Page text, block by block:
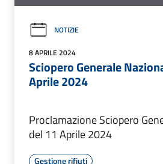
NOTIZIE
8 APRILE 2024
Sciopero Generale
Aprile 2024
Proclamazione Sciopero
del 11 Aprile 2024
Gestione rifiuti